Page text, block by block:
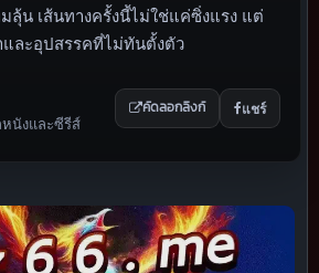
ลุ้น เส้นทางครั้งนี้ไม่ใช่แค่ซิ่งแรง แต่
ละอุปสรรคที่ไม่ทันตั้งตัว
นังและซีรีส์
คัดลอกลิงก์ แชร์